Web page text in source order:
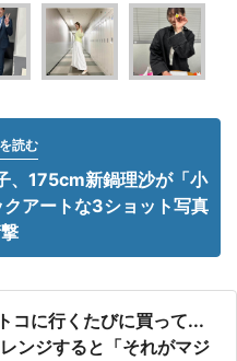
読む
、175cm新鍋理沙が「小
アートな3ショット写真
コに行くたびに買って...
ンジすると「それがマジ